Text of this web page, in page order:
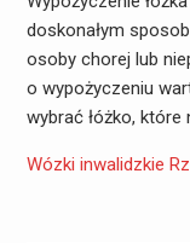
doskonałym
osoby chorej lub
o wypożyczeniu
wybrać łóżko,
Wózki inwalidzkie